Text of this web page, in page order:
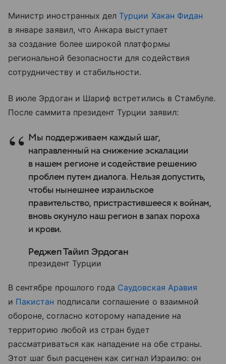
Министр иностранных дел Турции Хакан Фидан
в январе заявил, что Анкара выступает
за создание более широкой платформы
региональной безопасности для содействия
сотрудничеству и стабильности.
В июле Эрдоган и Шариф встретились в Стамбуле.
После саммита президент Турции заявил:
Мы поддерживаем каждый шаг,
направленный на снижение эскалации
в нашем регионе и содействие решению
проблем путем диалога. Нельзя допустить,
чтобы нынешнее израильское
правительство, пристрастившееся к войнам,
вновь окунуло наш регион в запах пороха
и крови.
Реджеп Тайип Эрдоган
президент Турции
В сентябре прошлого года Саудовская Аравия
и Пакистан подписали соглашение о взаимной
обороне, согласно которому нападение на
территорию любой из стран будет
рассматриваться как нападение на обестраны.
Этот шаг был расценен как сигнал Израилю: он